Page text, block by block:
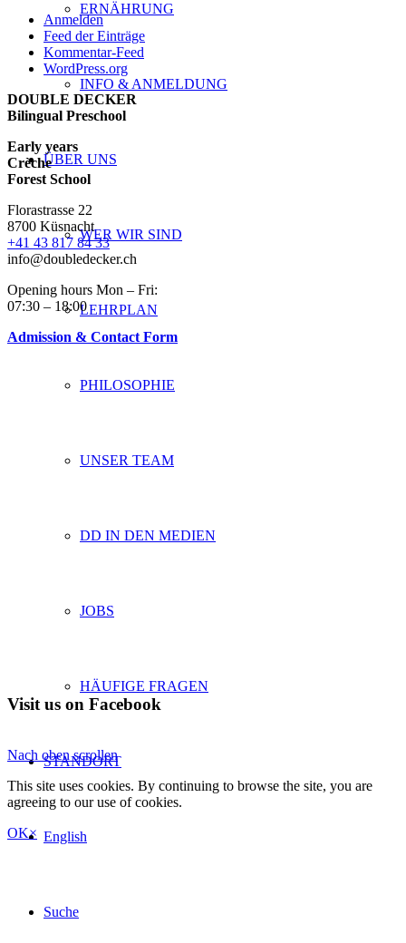
ERNÄHRUNG
INFO & ANMELDUNG
ÜBER UNS
WER WIR SIND
LEHRPLAN
PHILOSOPHIE
UNSER TEAM
DD IN DEN MEDIEN
JOBS
HÄUFIGE FRAGEN
STANDORT
English
Suche
Anmelden
Feed der Einträge
Kommentar-Feed
WordPress.org
DOUBLE DECKER
Bilingual Preschool
Early years
Crèche
Forest School
Florastrasse 22
8700 Küsnacht
+41 43 817 84 33
info@doubledecker.ch
Opening hours Mon – Fri:
07:30 – 18:00
Admission & Contact Form
Visit us on Facebook
Nach oben scrollen
This site uses cookies. By continuing to browse the site, you are
agreeing to our use of cookies.
OK×